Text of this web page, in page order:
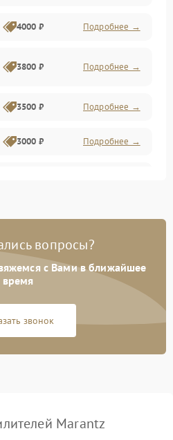
4000 ₽ Подробнее →
3800 ₽ Подробнее →
3500 ₽ Подробнее →
3000 ₽ Подробнее →
4000 ₽ Подробнее →
вопросы?
с Вами в ближайшее
время
звонок
Marantz